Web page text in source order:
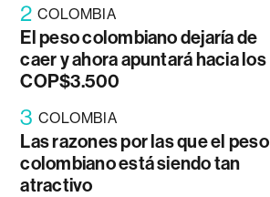
2 COLOMBIA
El peso colombiano dejaría de
caer y ahora apuntará hacia los
COP$3.500
3 COLOMBIA
Las razones por las que el peso
colombiano está siendo tan
atractivo